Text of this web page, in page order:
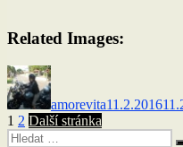
Related Images:
Autor:
amorevita11.2.2016
Stránkování
Stránka:
1 Stránka:
2 Další stránka
Hledat: